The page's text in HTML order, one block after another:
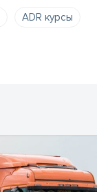
ADR курсы